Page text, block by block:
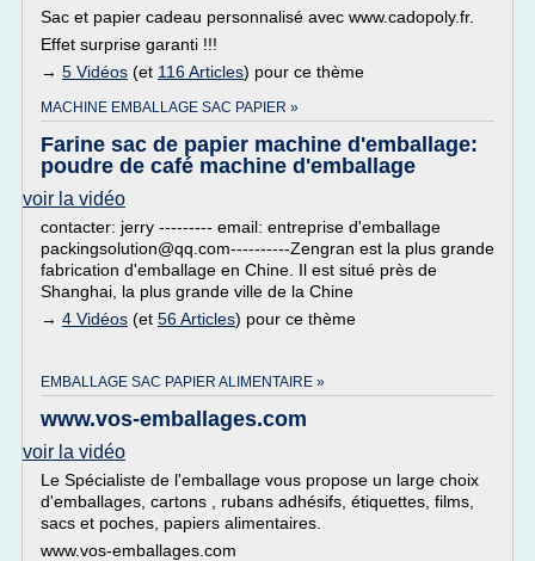
Sac et papier cadeau personnalisé avec www.cadopoly.fr.
Effet surprise garanti !!!
→ 5 Vidéos (et 116 Articles) pour ce thème
MACHINE EMBALLAGE SAC PAPIER »
Farine sac de papier machine d'emballage:
poudre de café machine d'emballage
voir la vidéo
contacter: jerry --------- email: entreprise d'emballage
packingsolution@qq.com----------Zengran est la plus grande
fabrication d'emballage en Chine. Il est situé près de
Shanghai, la plus grande ville de la Chine
→ 4 Vidéos (et 56 Articles) pour ce thème
EMBALLAGE SAC PAPIER ALIMENTAIRE »
www.vos-emballages.com
voir la vidéo
Le Spécialiste de l'emballage vous propose un large choix
d'emballages, cartons , rubans adhésifs, étiquettes, films,
sacs et poches, papiers alimentaires.
www.vos-emballages.com